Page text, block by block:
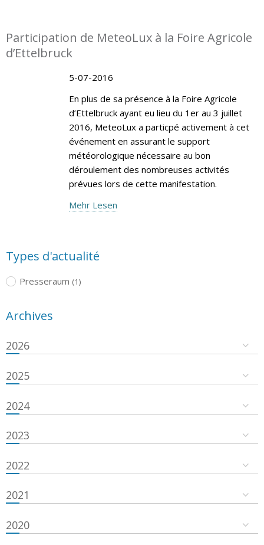
Participation de MeteoLux à la Foire Agricole
d’Ettelbruck
5-07-2016
En plus de sa présence à la Foire Agricole
d’Ettelbruck ayant eu lieu du 1er au 3 juillet
2016, MeteoLux a particpé activement à cet
événement en assurant le support
météorologique nécessaire au bon
déroulement des nombreuses activités
prévues lors de cette manifestation.
Mehr Lesen
Types d'actualité
Presseraum (1)
Archives
2026
2025
2024
2023
2022
2021
2020